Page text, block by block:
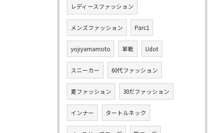
レディースファッション
メンズファッション Parc1
yojiyamamoto 革靴 Udot
スニーカー 60代ファッション
夏ファッション 30だファッション
インナー タートルネック